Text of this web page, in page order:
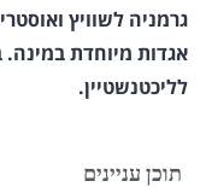
גרמניה לשוויץ
אגדות מיוחדת
לליכטנשטיין.
תוכן עניינים